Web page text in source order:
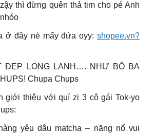
thì đừng quên thả tim cho pé Anh
ở đây nè mấy đứa oyy: shopee.vn?
ĐẸP LONG LANH…. NHƯ BỘ BA
Chupa Chups
giới thiệu với quí zị 3 cô gái Tok-yo
yêu dâu matcha – năng nổ vui